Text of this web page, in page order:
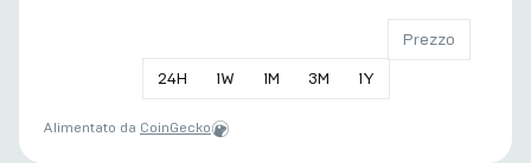
24H 1W 1M 3M 1Y
Prezzo
Alimentato da CoinGecko